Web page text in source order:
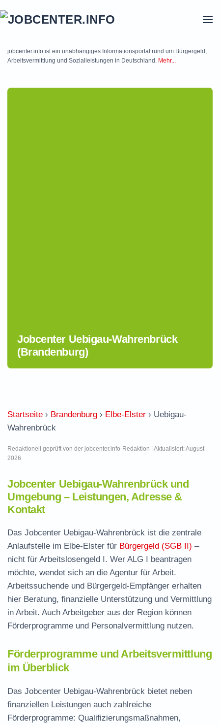
jobcenter.info ist ein unabhängiges Informationsportal rund um Bürgergeld,
Arbeitsvermittlung und Sozialleistungen in Deutschland. Mehr...
Jobcenter Uebigau-Wahrenbrück
(Brandenburg)
Startseite › Brandenburg › Elbe-Elster › Uebigau-
Wahrenbrück
Redaktionell geprüft von der jobcenter.info-Redaktion | Aktualisiert: August
2026
Jobcenter Uebigau-Wahrenbrück und
Umgebung – Leistungen, Adresse &
Kontakt
Das Jobcenter Uebigau-Wahrenbrück ist die zentrale
Anlaufstelle im Elbe-Elster für Bürgergeld (SGB II) –
nicht für Arbeitslosengeld I. Wer ALG I beantragen
möchte, wendet sich an die Agentur für Arbeit.
Arbeitssuchende und Bürgergeld-Empfänger erhalten
hier Beratung, finanzielle Unterstützung und Vermittlung
in Arbeit. Auch Arbeitgeber aus der Region können
Förderprogramme und Personalvermittlung nutzen.
Förderprogramme und Arbeitsvermittlung
im Überblick
Das Jobcenter Uebigau-Wahrenbrück bietet neben
finanziellen Leistungen auch zahlreiche
Förderprogramme: Qualifizierungsmaßnahmen,